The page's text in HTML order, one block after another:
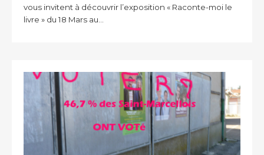
vous invitent à découvrir l’exposition « Raconte-moi le
livre » du 18 Mars au...